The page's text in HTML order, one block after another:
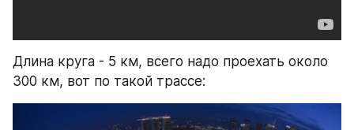
Длина круга - 5 км, всего надо проехать около
300 км, вот по такой трассе: